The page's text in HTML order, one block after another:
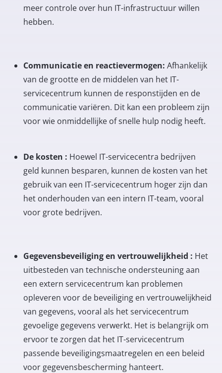
meer controle over hun IT-infrastructuur willen
hebben.
Communicatie en reactievermogen:Afhankelijk
van de grootte en de middelen van het IT-
servicecentrum kunnen de responstijden en de
communicatie variëren. Dit kan een probleem zijn
voor wie onmiddellijke of snelle hulp nodig heeft.
De kosten : Hoewel IT-servicecentra bedrijven
geld kunnen besparen, kunnen de kosten van het
gebruik van een IT-servicecentrum hoger zijn dan
het onderhouden van een intern IT-team, vooral
voor grote bedrijven.
Gegevensbeveiliging en vertrouwelijkheid : Het
uitbesteden van technische ondersteuning aan
een extern servicecentrum kan problemen
opleveren voor de beveiliging en vertrouwelijkheid
van gegevens, vooral als het servicecentrum
gevoelige gegevens verwerkt. Het is belangrijk om
ervoor te zorgen dat het IT-servicecentrum
passende beveiligingsmaatregelen en een beleid
voor gegevensbescherming hanteert.